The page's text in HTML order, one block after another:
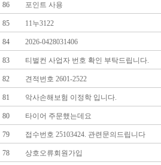
86 포인트 사용
85 11누3122
84 2026-0428031406
83 티벌컨 사업자 번호 확인 부탁드립니다.
82 견적번호 2601-2522
81 악사손해보험 이정학 입니다.
80 타이어 주문했는데요
79 접수번호 25103424. 관련문의드립니다
78 상호오류회원가입